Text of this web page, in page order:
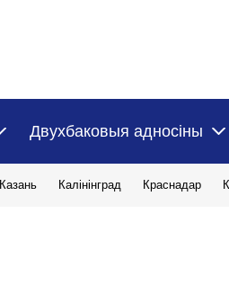
Двухбаковыя адносіны
Казань Калiнiнград Краснадар